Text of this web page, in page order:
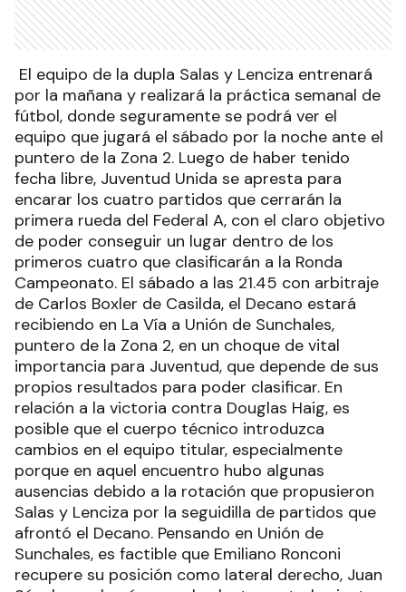
El equipo de la dupla Salas y Lenciza entrenará
por la mañana y realizará la práctica semanal de
fútbol, donde seguramente se podrá ver el
equipo que jugará el sábado por la noche ante el
puntero de la Zona 2. Luego de haber tenido
fecha libre, Juventud Unida se apresta para
encarar los cuatro partidos que cerrarán la
primera rueda del Federal A, con el claro objetivo
de poder conseguir un lugar dentro de los
primeros cuatro que clasificarán a la Ronda
Campeonato. El sábado a las 21.45 con arbitraje
de Carlos Boxler de Casilda, el Decano estará
recibiendo en La Vía a Unión de Sunchales,
puntero de la Zona 2, en un choque de vital
importancia para Juventud, que depende de sus
propios resultados para poder clasificar. En
relación a la victoria contra Douglas Haig, es
posible que el cuerpo técnico introduzca
cambios en el equipo titular, especialmente
porque en aquel encuentro hubo algunas
ausencias debido a la rotación que propusieron
Salas y Lenciza por la seguidilla de partidos que
afrontó el Decano. Pensando en Unión de
Sunchales, es factible que Emiliano Ronconi
recupere su posición como lateral derecho, Juan